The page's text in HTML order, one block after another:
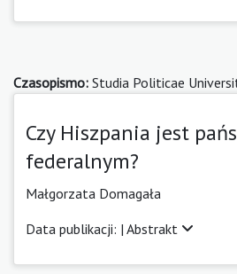
Czasopismo: Studia Politicae
Czy Hiszpania jest
federalnym?
Małgorzata Domagała
Data publikacji: | Abstrakt